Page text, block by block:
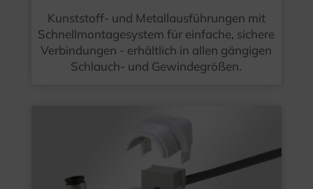
Kunststoff- und Metallausführungen mit
Schnellmontagesystem für einfache, sichere
Verbindungen - erhältlich in allen gängigen
Schlauch- und Gewindegrößen.